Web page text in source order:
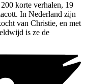
korte verhalen, 19
In Nederland zijn
van Christie, en met
is ze de